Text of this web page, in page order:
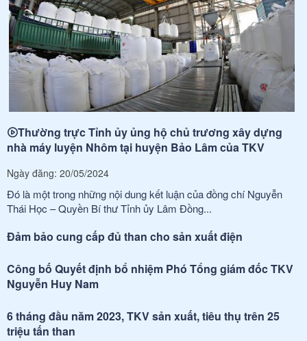
Thường trực Tỉnh ủy ủng hộ chủ trương xây dựng
nhà máy luyện Nhôm tại huyện Bảo Lâm của TKV
Ngày đăng: 20/05/2024
Đó là một trong những nội dung kết luận của đồng chí Nguyễn
Thái Học – Quyền Bí thư Tỉnh ủy Lâm Đồng...
Đảm bảo cung cấp đủ than cho sản xuất điện
Công bố Quyết định bổ nhiệm Phó Tổng giám đốc TKV
Nguyễn Huy Nam
6 tháng đầu năm 2023, TKV sản xuất, tiêu thụ trên 25
triệu tấn than